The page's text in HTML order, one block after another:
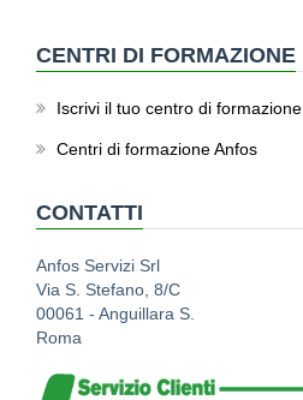
CENTRI DI FORMAZIONE
Iscrivi il tuo centro di formazione
Centri di formazione Anfos
CONTATTI
Anfos Servizi Srl
Via S. Stefano, 8/C
00061 - Anguillara S.
Roma